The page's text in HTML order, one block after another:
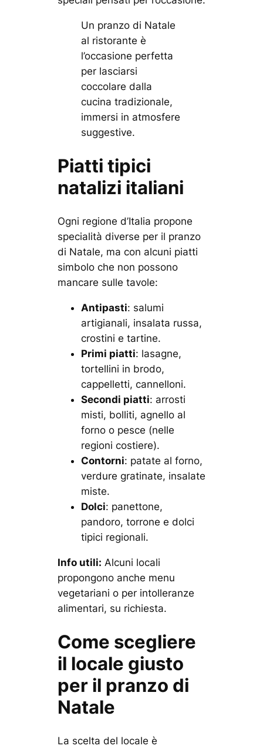
Un pranzo di Natale
al ristorante è
l’occasione perfetta
per lasciarsi
coccolare dalla
cucina tradizionale,
immersi in atmosfere
suggestive.
Piatti tipici
natalizi italiani
Ogni regione d’Italia propone
specialità diverse per il pranzo
di Natale, ma con alcuni piatti
simbolo che non possono
mancare sulle tavole:
Antipasti: salumi
artigianali, insalata russa,
crostini e tartine.
Primi piatti: lasagne,
tortellini in brodo,
cappelletti, cannelloni.
Secondi piatti: arrosti
misti, bolliti, agnello al
forno o pesce (nelle
regioni costiere).
Contorni: patate al forno,
verdure gratinate, insalate
miste.
Dolci: panettone,
pandoro, torrone e dolci
tipici regionali.
Info utili: Alcuni locali
propongono anche menu
vegetariani o per intolleranze
alimentari, su richiesta.
Come scegliere
il locale giusto
per il pranzo di
Natale
La scelta del locale è